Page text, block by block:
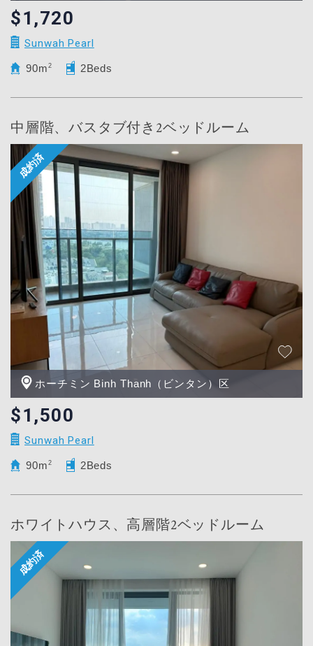
$1,720
Sunwah Pearl
90m 2 2Beds
中層階、バスタブ付き2ベッドルーム
ホーチミン Binh Thanh（ビンタン）区
$1,500
Sunwah Pearl
90m 2 2Beds
ホワイトハウス、高層階2ベッドルーム